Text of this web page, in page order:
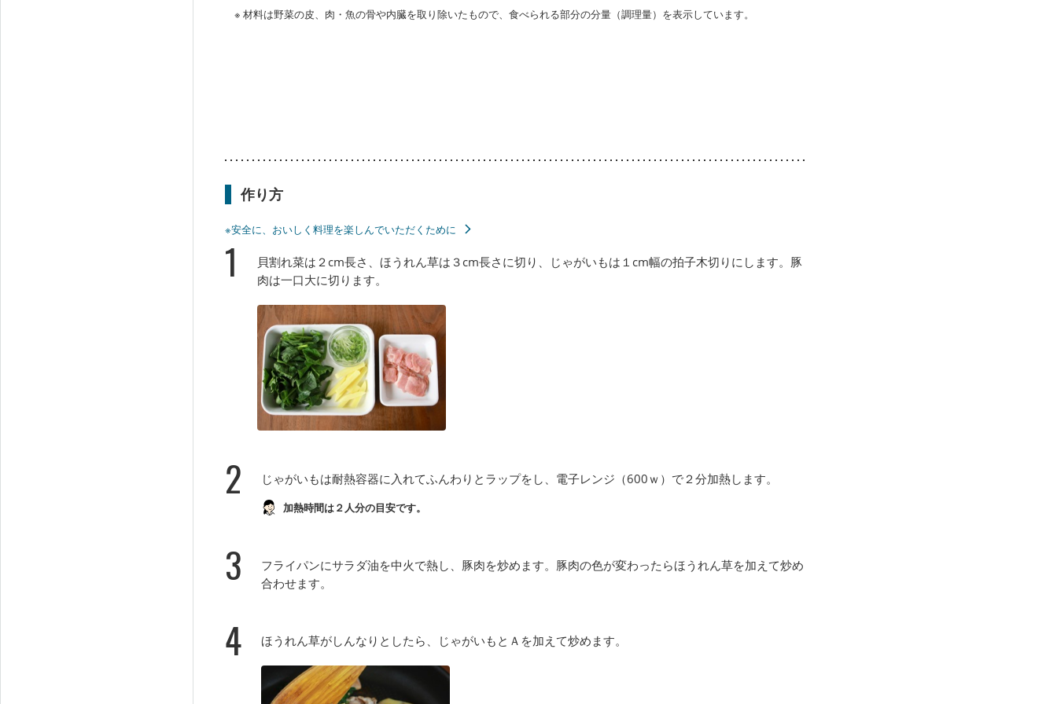
※ 材料は野菜の皮、肉・魚の骨や内臓を取り除いたもので、食べられる部分の分量（調理量）を表示しています。
作り方
※安全に、おいしく料理を楽しんでいただくために
1
貝割れ菜は２cm長さ、ほうれん草は３cm長さに切り、じゃがいもは１cm幅の拍子木切りにします。豚
肉は一口大に切ります。
2 じゃがいもは耐熱容器に入れてふんわりとラップをし、電子レンジ（600ｗ）で２分加熱します。
加熱時間は２人分の目安です。
3
フライパンにサラダ油を中火で熱し、豚肉を炒めます。豚肉の色が変わったらほうれん草を加えて炒め
合わせます。
4 ほうれん草がしんなりとしたら、じゃがいもとＡを加えて炒めます。